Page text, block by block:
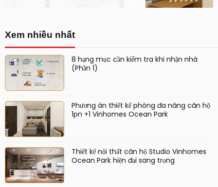
Xem nhiều nhất
8 hạng mục cần kiểm tra khi nhận nhà
(Phần 1)
Phương án thiết kế phòng đa năng căn hộ
1pn +1 Vinhomes Ocean Park
Thiết kế nội thất căn hộ Studio Vinhomes
Ocean Park hiện đại sang trọng